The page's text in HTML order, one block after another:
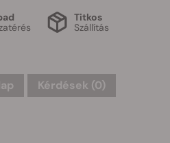
Titkos
Szállítás
Kérdések (0)